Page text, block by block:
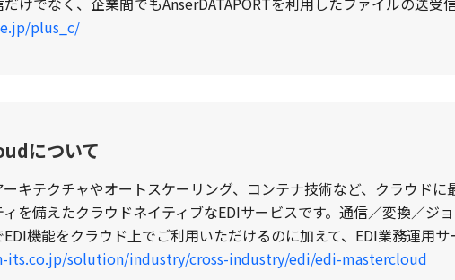
plus_c/
について
キテクチャやオートスケーリング、コンテナ技術など、クラウド
を備えたクラウドネイティブなEDIサービスです。通信／変換／ジ
機能をクラウド上でご利用いただけるのに加えて、EDI業務運用サ
its.co.jp/solution/industry/cross-industry/edi/edi-mastercloud